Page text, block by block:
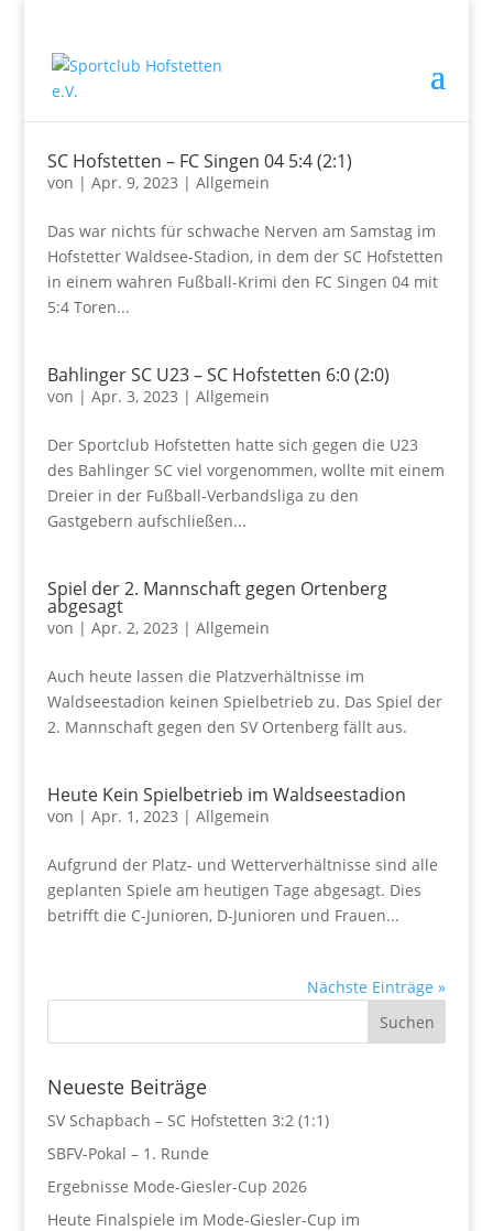
SC Hofstetten – FC Singen 04 5:4 (2:1)
von | Apr. 9, 2023 | Allgemein
Das war nichts für schwache Nerven am Samstag im
Hofstetter Waldsee-Stadion, in dem der SC Hofstetten
in einem wahren Fußball-Krimi den FC Singen 04 mit
5:4 Toren...
Bahlinger SC U23 – SC Hofstetten 6:0 (2:0)
von | Apr. 3, 2023 | Allgemein
Der Sportclub Hofstetten hatte sich gegen die U23
des Bahlinger SC viel vorgenommen, wollte mit einem
Dreier in der Fußball-Verbandsliga zu den
Gastgebern aufschließen...
Spiel der 2. Mannschaft gegen Ortenberg
abgesagt
von | Apr. 2, 2023 | Allgemein
Auch heute lassen die Platzverhältnisse im
Waldseestadion keinen Spielbetrieb zu. Das Spiel der
2. Mannschaft gegen den SV Ortenberg fällt aus.
Heute Kein Spielbetrieb im Waldseestadion
von | Apr. 1, 2023 | Allgemein
Aufgrund der Platz- und Wetterverhältnisse sind alle
geplanten Spiele am heutigen Tage abgesagt. Dies
betrifft die C-Junioren, D-Junioren und Frauen...
Nächste Einträge »
Neueste Beiträge
SV Schapbach – SC Hofstetten 3:2 (1:1)
SBFV-Pokal – 1. Runde
Ergebnisse Mode-Giesler-Cup 2026
Heute Finalspiele im Mode-Giesler-Cup im